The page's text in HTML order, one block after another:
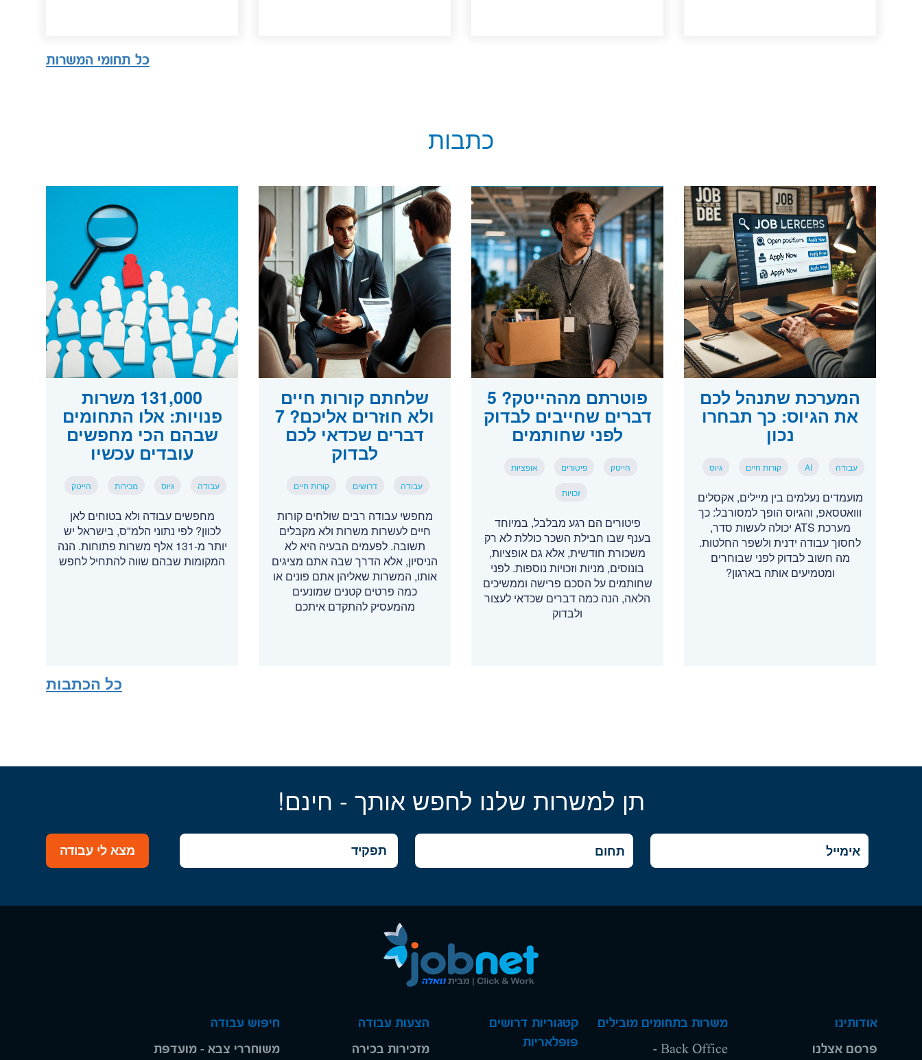
כל תחומי המשרות
כתבות
המערכת שתנהל לכם
את הגיוס: כך תבחרו
נכון
עבודה AI קורות חיים גיוס
מועמדים נעלמים בין מיילים, אקסלים
ווואטסאפ, והגיוס הופך למסורבל: כך
מערכת ATS יכולה לעשות סדר,
לחסוך עבודה ידנית ולשפר החלטות.
מה חשוב לבדוק לפני שבוחרים
ומטמיעים אותה בארגון?
פוטרתם מההייטק? 5
דברים שחייבים לבדוק
לפני שחותמים
הייטק פיטורים אופציות
זכויות
פיטורים הם רגע מבלבל, במיוחד
בענף שבו חבילת השכר כוללת לא רק
משכורת חודשית, אלא גם אופציות,
בונוסים, מניות וזכויות נוספות. לפני
שחותמים על הסכם פרישה וממשיכים
הלאה, הנה כמה דברים שכדאי לעצור
ולבדוק
שלחתם קורות חיים
ולא חוזרים אליכם? 7
דברים שכדאי לכם
לבדוק
עבודה דרושים קורות חיים
מחפשי עבודה רבים שולחים קורות
חיים לעשרות משרות ולא מקבלים
תשובה. לפעמים הבעיה היא לא
הניסיון, אלא הדרך שבה אתם מציגים
אותו, המשרות שאליהן אתם פונים או
כמה פרטים קטנים שמונעים
מהמעסיק להתקדם איתכם
131,000 משרות
פנויות: אלו התחומים
שבהם הכי מחפשים
עובדים עכשיו
עבודה גיוס מכירות הייטק
מחפשים עבודה ולא בטוחים לאן
לכוון? לפי נתוני הלמ"ס, בישראל יש
יותר מ-131 אלף משרות פתוחות. הנה
המקומות שבהם שווה להתחיל לחפש
כל הכתבות
תן למשרות שלנו לחפש אותך - חינם!
מצא לי עבודה
אודותינו
פרסם אצלנו
משרות בתחומים מובילים
Back Office -
קטגוריות דרושים
פופלאריות
הצעות עבודה
מזכירות בכירה
חיפוש עבודה
משוחררי צבא - מועדפת